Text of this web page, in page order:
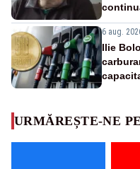
6 aug.
Ilie
URMĂREȘTE-NE PE